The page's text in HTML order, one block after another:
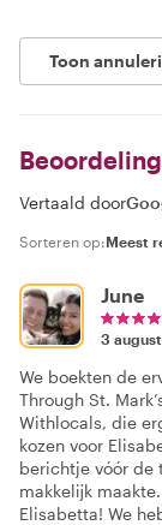
Toon
Vertaald door
Sorteren op:
June
3
We boekten de
Through St.
Withlocals, die
kozen voor
berichtje vóór de
makkelijk
Elisabetta! We